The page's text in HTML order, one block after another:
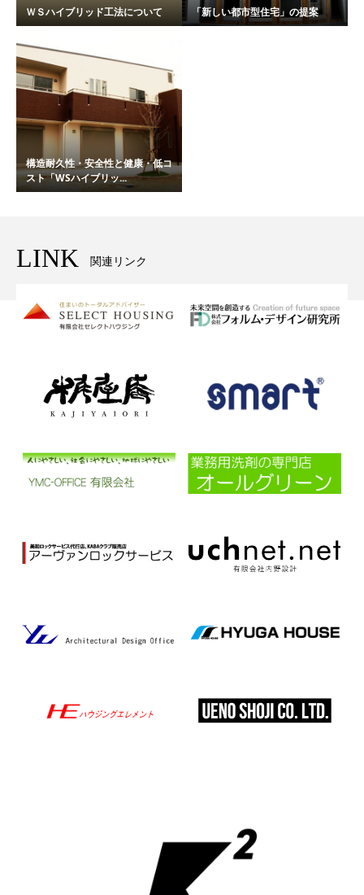
ＷＳハイブリッド工法について 「新しい都市型住宅」の提案
構造耐久性・安全性と健康・低コ
スト「WSハイブリッ...
LINK 関連リンク